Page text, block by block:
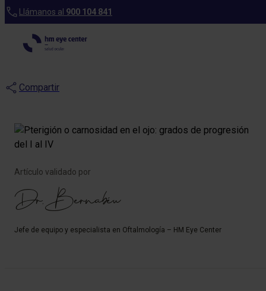
Llámanos al 900 104 841
Blog
Pterigión: qué es,
síntomas y cuándo operarlo
Compartir
Artículo validado por
Dr. Bernabéu
Jefe de equipo y especialista en Oftalmología – HM Eye Center